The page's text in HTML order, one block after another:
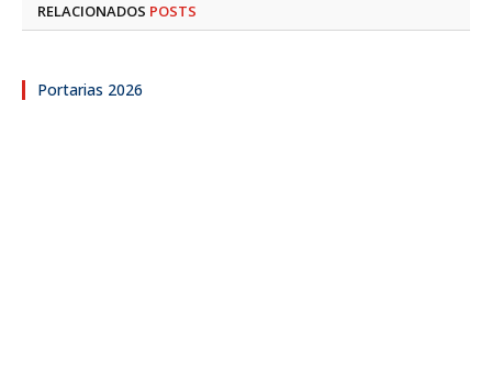
RELACIONADOS POSTS
Portarias 2026